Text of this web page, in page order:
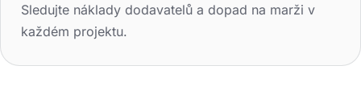
Sledujte náklady dodavatelů a dopad na marži v
každém projektu.